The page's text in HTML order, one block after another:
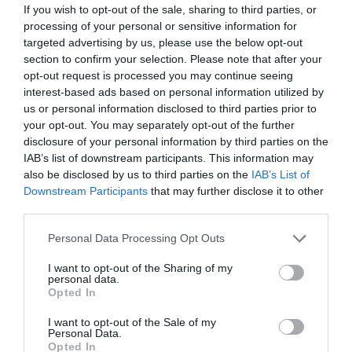
If you wish to opt-out of the sale, sharing to third parties, or
processing of your personal or sensitive information for
targeted advertising by us, please use the below opt-out
section to confirm your selection. Please note that after your
opt-out request is processed you may continue seeing
interest-based ads based on personal information utilized by
us or personal information disclosed to third parties prior to
your opt-out. You may separately opt-out of the further
disclosure of your personal information by third parties on the
IAB’s list of downstream participants. This information may
also be disclosed by us to third parties on the IAB’s List of
Downstream Participants that may further disclose it to other
Personal Data Processing Opt Outs
I want to opt-out of the Sharing of my
personal data.
Opted In
I want to opt-out of the Sale of my
Personal Data.
Opted In
motor de cambio dentro de un ecosistema cada vez
más digital, colaborativo y centrado en el paciente”.
Los participantes en la presentación de la 6ª Edición del ‘Foro de innovación’
para resolver con soluciones innovadoras, reales y factibles los principales
retos de la profesión
Un profesional clave
Por su parte,Emilio Monte